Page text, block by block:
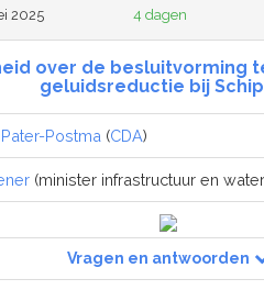
2025 4 dagen
over de besluitvorming
geluidsreductie bij
Postma (CDA)
(minister infrastructuur en
Vragen en antwoorden